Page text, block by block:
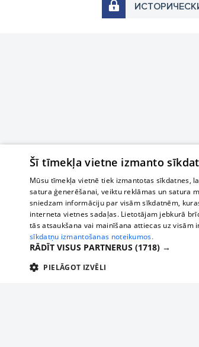
Šī tīmekļa vietne izmanto
Mūsu tīmekļa vietnē tiek izmantotas sīkdatnes,
satura ģenerēšanai, veiktu reklāmas un satura
sniedzam informāciju par visām sīkdatnēm,
interneta vietnes sadaļas. Lietotājam jebkurā
tās atsaukšana vai mainīšana attiecas uz
sīkdatņu izmantošanas noteikumos.
RĀDĪT VISUS PARTNERUS (1718) →
PIELĀGOT IZVĒLI